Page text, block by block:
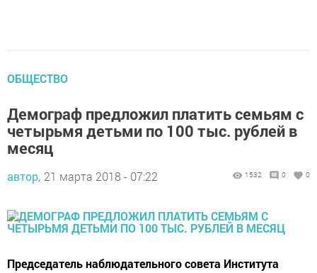
ОБЩЕСТВО
Демограф предложил платить семьям с
четырьмя детьми по 100 тыс. рублей в
месяц
автор, 21 марта 2018 - 07:22 1532 0 0
Председатель наблюдательного совета Института